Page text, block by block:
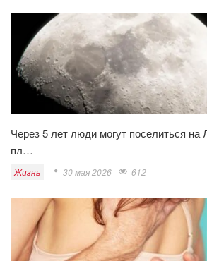
Через 5 лет люди могут поселиться на
пл…
Жизнь 30 мая 2026 612